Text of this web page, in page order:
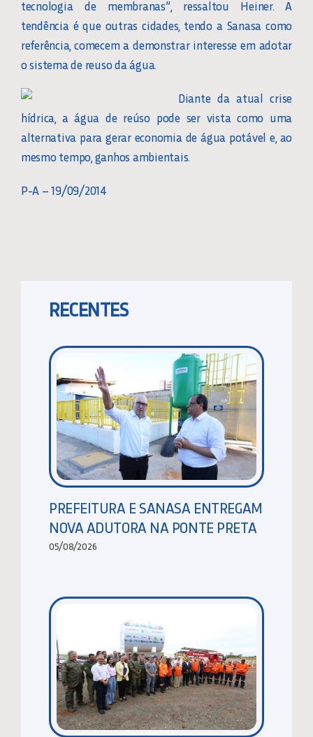
tecnologia de membranas”, ressaltou Heiner. A
tendência é que outras cidades, tendo a Sanasa como
referência, comecem a demonstrar interesse em adotar
o sistema de reuso da água.
Diante da atual crise
hídrica, a água de reúso pode ser vista como uma
alternativa para gerar economia de água potável e, ao
mesmo tempo, ganhos ambientais.
P-A – 19/09/2014
RECENTES
PREFEITURA E SANASA ENTREGAM
NOVA ADUTORA NA PONTE PRETA
05/08/2026